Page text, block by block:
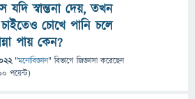
যদি স্বান্তনা দেয়, তখন
চোখে পানি চলে
পায় কেন?
"মনোবিজ্ঞান" বিভাগে জিজ্ঞাসাকরেছেন
পয়েন্ট)